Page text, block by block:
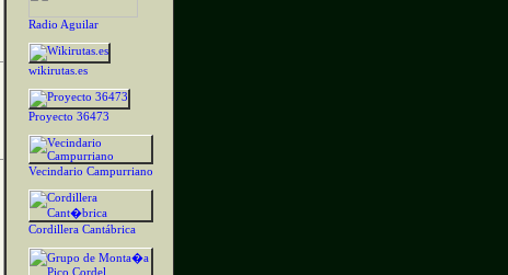
Radio Aguilar
wikirutas.es
Proyecto 36473
Vecindario Campurriano
Cordillera Cantábrica